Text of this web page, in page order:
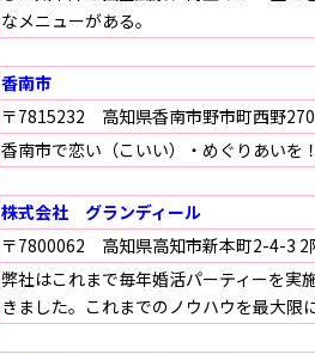
なメニューがある。
香南市
〒7815232 高知県香南市野市町西野
香南市で恋い（こいい）・めぐりあいを
株式会社 グランディール
〒7800062 高知県高知市新本町2-4-3 2
弊社はこれまで毎年婚活パーティーを実
きました。これまでのノウハウを最大限